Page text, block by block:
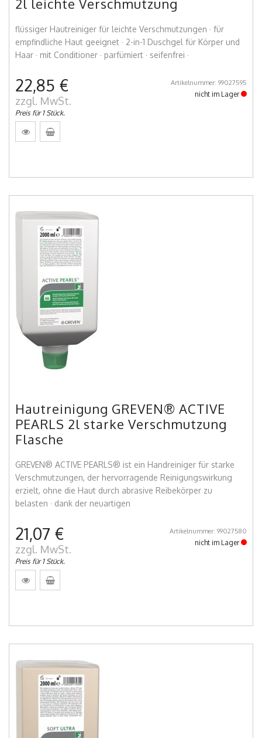
2l leichte Verschmutzung
flüssiger Hautreiniger für leichte Verschmutzungen · für
empfindliche Haut geeignet · 2-in-1 Duschgel für Körper und
Haar · mit Conditioner · parfümiert · seifenfrei ·
22,85 €
zzgl. MwSt.
Preis für 1 Stück.
Artikelnummer: 99027595
nicht im Lager
Hautreinigung GREVEN® ACTIVE
PEARLS 2l starke Verschmutzung
Flasche
GREVEN® ACTIVE PEARLS® ist ein Handreiniger für starke
Verschmutzungen, der hervorragende Reinigungswirkung
erzielt, ohne die Haut durch abrasive Reibekörper zu
belasten · dank der neuartigen
21,07 €
zzgl. MwSt.
Preis für 1 Stück.
Artikelnummer: 99027580
nicht im Lager